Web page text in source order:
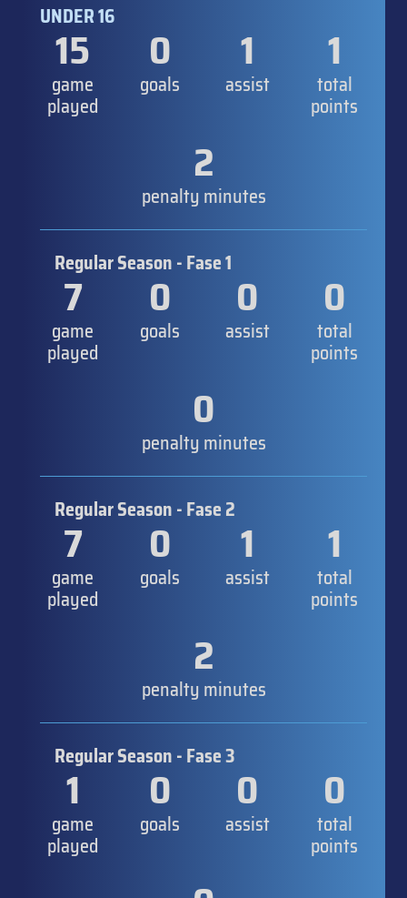
UNDER 16
15
game
played
0
goals
1
assist
1
total
points
2
penalty minutes
Regular Season - Fase 1
7
game
played
0
goals
0
assist
0
total
points
0
penalty minutes
Regular Season - Fase 2
7
game
played
0
goals
1
assist
1
total
points
2
penalty minutes
Regular Season - Fase 3
1
game
played
0
goals
0
assist
0
total
points